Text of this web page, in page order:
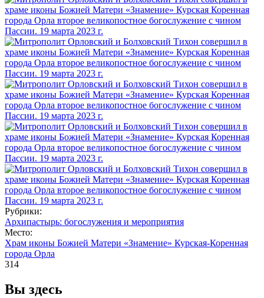
Рубрики:
Архипастырь: богослужения и мероприятия
Место:
Храм иконы Божией Матери «Знамение» Курская-Коренная
города Орла
314
Вы здесь